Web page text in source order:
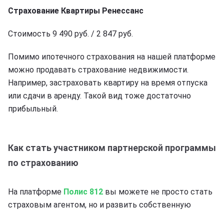
Страхование Квартиры Ренессанс
Стоимость 9 490 руб. / 2 847 руб.
Помимо ипотечного страхования на нашей платформе
можно продавать страхование недвижимости.
Например, застраховать квартиру на время отпуска
или сдачи в аренду. Такой вид тоже достаточно
прибыльный.
Как стать участником партнерской программы
по страхованию
На платформе Полис 812 вы можете не просто стать
страховым агентом, но и развить собственную